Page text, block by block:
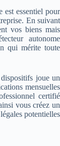
est essentiel pour
En suivant
vos biens mais
autonome
qui mérite toute
joue un
mensuelles
certifié
vous créez un
potentielles